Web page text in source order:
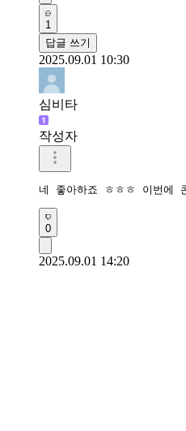
1
답글 쓰기
2025.09.01 10:30
심비타
작성자
네 좋아하죠 ㅎㅎㅎ 이번에
0
2025.09.01 14:20